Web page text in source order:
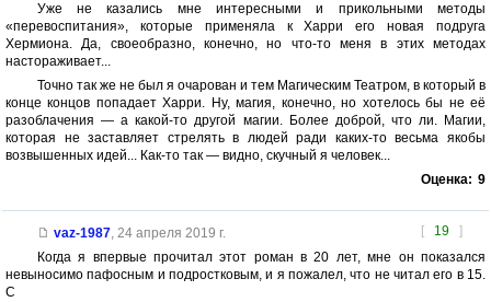
Уже не казались мне интересными и прикольными методы
«перевоспитания», которые применяла к Харри его новая подруга
Хермиона. Да, своеобразно, конечно, но что-то меня в этих методах
настораживает...
Точно так же не был я очарован и тем Магическим Театром, в который в
конце концов попадает Харри. Ну, магия, конечно, но хотелось бы не её
разоблачения — а какой-то другой магии. Более доброй, что ли. Магии,
которая не заставляет стрелять в людей ради каких-то весьма якобы
возвышенных идей... Как-то так — видно, скучный я человек...
Оценка: 9
[ 19 ]
vaz-1987, 24 апреля 2019 г.
Когда я впервые прочитал этот роман в 20 лет, мне он показался
невыносимо пафосным и подростковым, и я пожалел, что не читал его в 15.
С